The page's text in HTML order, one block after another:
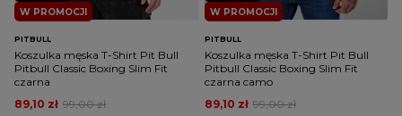
W PROMOCJI
PITBULL
Koszulka męska T-Shirt Pit Bull
Pitbull Classic Boxing Slim Fit
czarna
99,00 zł
89,10 zł
W PROMOCJI
PITBULL
Koszulka męska T-Shirt Pit Bull
Pitbull Classic Boxing Slim Fit
czarna camo
99,00 zł
89,10 zł